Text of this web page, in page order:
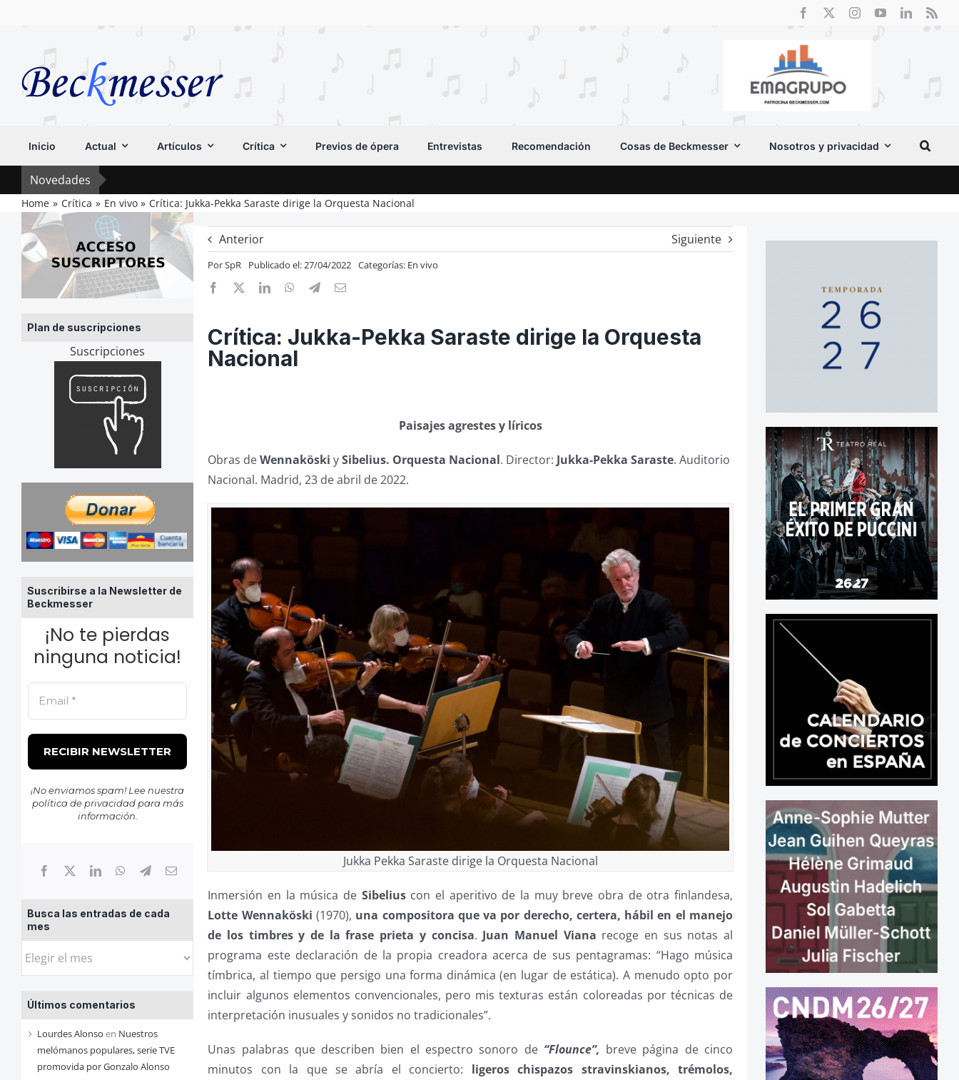
Inicio Actual Artículos Crítica Previos de ópera Entrevistas Recomendación Cosas de Beckmesser Nosotros y privacidad
Novedades
Home Crítica En vivo Crítica: Jukka-Pekka Saraste dirige la Orquesta Nacional
Plan de suscripciones
Suscripciones
Suscribirse a la Newsletter de
Beckmesser
¡No te pierdas
ninguna noticia!
¡No enviamos spam! Lee nuestra
política de privacidadpara más
información.
Busca las entradas de cada
mes
Busca
entradas
de
cada
mes
Últimos comentarios
Lourdes Alonso en Nuestros
melómanos populares, serie TVE
promovida por Gonzalo Alonso
Anterior Siguiente
PorSpR Publicado el: 27/04/2022 Categorías: En vivo
Crítica: Jukka-Pekka Saraste dirige la Orquesta
Nacional
Paisajes agrestes y líricos
Obras deWennaköski ySibelius. Orquesta Nacional. Director: Jukka-Pekka Saraste. Auditorio
Nacional. Madrid, 23 de abril de 2022.
Jukka Pekka Saraste dirige la Orquesta Nacional
Inmersión en la música de Sibeliuscon el aperitivo de la muy breve obra de otra finlandesa,
Lotte Wennaköski (1970), una compositora que va por derecho, certera, hábil en el manejo
de los timbres y de la frase prieta y concisa. Juan Manuel Viana recoge en sus notas al
programa este declaración de la propia creadora acerca de sus pentagramas: “Hago música
tímbrica, al tiempo que persigo una forma dinámica (en lugar de estática). A menudo opto por
incluir algunos elementos convencionales, pero mis texturas están coloreadas por técnicas de
interpretación inusuales y sonidos no tradicionales”.
Unas palabras que describen bien el espectro sonoro de “Flounce”, breve página de cinco
minutos con la que se abría el concierto: ligeros chispazos stravinskianos, trémolos,